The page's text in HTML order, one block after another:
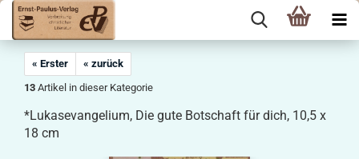
« Erster
« zurück
13 Artikel in dieser Kategorie
*Lukasevangelium, Die gute Botschaft für dich, 10,5 x
18 cm